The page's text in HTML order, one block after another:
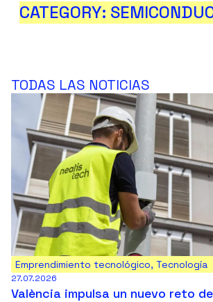
CATEGORY:
TODAS LAS NOTICIAS
Emprendimiento tecnológico, Tecnología
27.07.2026
València impulsa un nuevo reto